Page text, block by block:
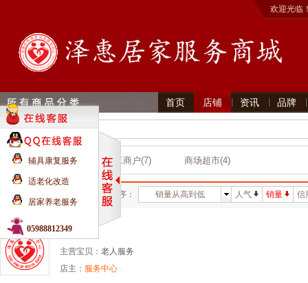
欢迎光临
首页 店铺 资讯 品牌
首页 》店铺
店铺类目 个体工商户(7) 商场超市(4)
所在地： 排序： 销量从高到低 人气 销量 信
服务中心
主营宝贝： 老人服务
店主： 服务中心
辅具康复服务
适老化改造
居家养老服务
05988812349